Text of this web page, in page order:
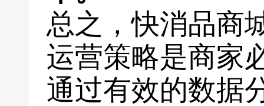
总之，快消品商
运营策略是商家
通过有效的数据